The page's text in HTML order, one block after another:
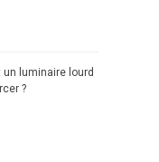
luminaire lourd
?